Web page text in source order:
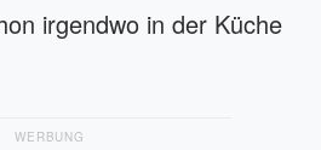
irgendwo in der Küche
WERBUNG